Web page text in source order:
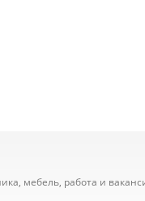
мебель, работа и